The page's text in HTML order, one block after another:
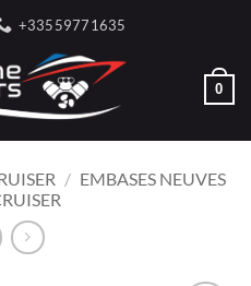
+33559771635
0
/ EMBASES NEUVES